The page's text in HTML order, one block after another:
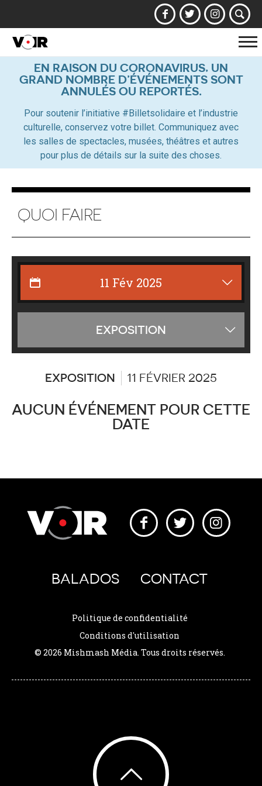
la
EN RAISON DU CORONAVIRUS, UN
GRAND NOMBRE D’ÉVÉNEMENTS SONT
ANNULÉS OU REPORTÉS.
Pour soutenir l’initiative #Billetsolidaire et l’industrie
culturelle, conservez votre billet. Communiquez avec
les salles de spectacles, musées, théâtres et autres
pour plus de détails sur la suite des choses.
QUOI FAIRE
EXPOSITION
les
EXPOSITION 11 FÉVRIER 2025
AUCUN ÉVÉNEMENT POUR CETTE
DATE
BALADOS CONTACT
Politique de confidentialité
Conditions d'utilisation
© 2026 Mishmash Média. Tous droits réservés.